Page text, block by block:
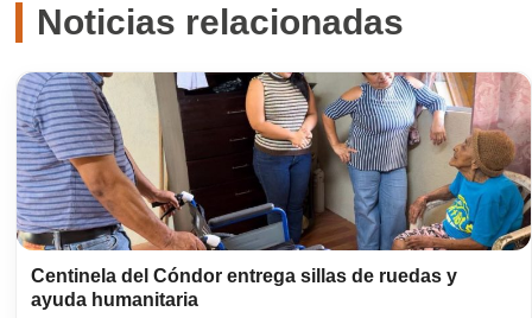
Noticias relacionadas
Centinela del Cóndor entrega sillas de ruedas y
ayuda humanitaria